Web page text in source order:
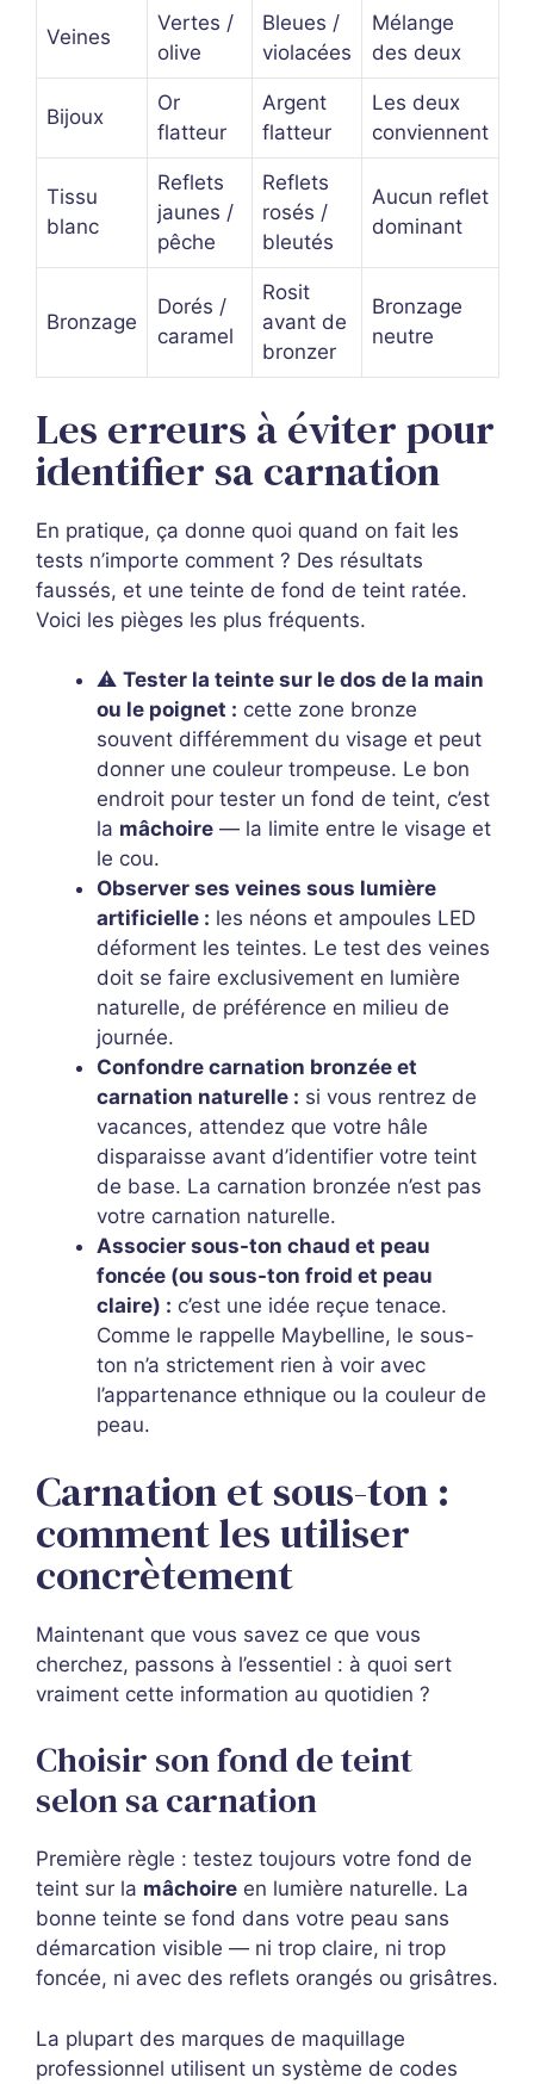
Veines
Vertes /
olive
Bleues /
violacées
Mélange
des deux
Bijoux
Or
flatteur
Argent
flatteur
Les deux
conviennent
Tissu
blanc
Reflets
jaunes /
pêche
Reflets
rosés /
bleutés
Aucun reflet
dominant
Bronzage
Dorés /
caramel
Rosit
avant de
bronzer
Bronzage
neutre
Les erreurs à éviter pour
identifier sa carnation
En pratique, ça donne quoi quand on fait les
tests n’importe comment ? Des résultats
faussés, et une teinte de fond de teint ratée.
Voici les pièges les plus fréquents.
⚠️ Tester la teinte sur le dos de la main
ou le poignet : cette zone bronze
souvent différemment du visage et peut
donner une couleur trompeuse. Le bon
endroit pour tester un fond de teint, c’est
la mâchoire — la limite entre le visage et
le cou.
Observer ses veines sous lumière
artificielle : les néons et ampoules LED
déforment les teintes. Le test des veines
doit se faire exclusivement en lumière
naturelle, de préférence en milieu de
journée.
Confondre carnation bronzée et
carnation naturelle : si vous rentrez de
vacances, attendez que votre hâle
disparaisse avant d’identifier votre teint
de base. La carnation bronzée n’est pas
votre carnation naturelle.
Associer sous-ton chaud et peau
foncée (ou sous-ton froid et peau
claire) : c’est une idée reçue tenace.
Comme le rappelle Maybelline, le sous-
ton n’a strictement rien à voir avec
l’appartenance ethnique ou la couleur de
peau.
Carnation et sous-ton :
comment les utiliser
concrètement
Maintenant que vous savez ce que vous
cherchez, passons à l’essentiel : à quoi sert
vraiment cette information au quotidien ?
Choisir son fond de teint
selon sa carnation
Première règle : testez toujours votre fond de
teint sur la mâchoire en lumière naturelle. La
bonne teinte se fond dans votre peau sans
démarcation visible — ni trop claire, ni trop
foncée, ni avec des reflets orangés ou grisâtres.
La plupart des marques de maquillage
professionnel utilisent un système de codes